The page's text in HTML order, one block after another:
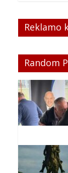
Reklamo
Random